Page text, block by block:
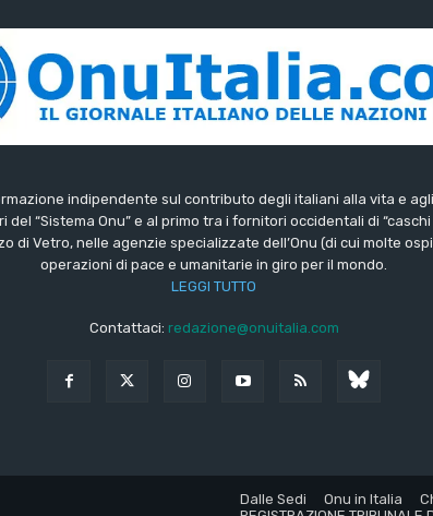
indipendente sul contributo degli italiani alla vita e
“Sistema Onu” e al primo tra i fornitori occidentali di “caschi
di Vetro, nelle agenzie specializzate dell’Onu (di cui molte
operazioni di pace e umanitarie in giro per il mondo.
LEGGI TUTTO
Contattaci: redazione@onuitalia.com
Dalle Sedi Onu in Italia